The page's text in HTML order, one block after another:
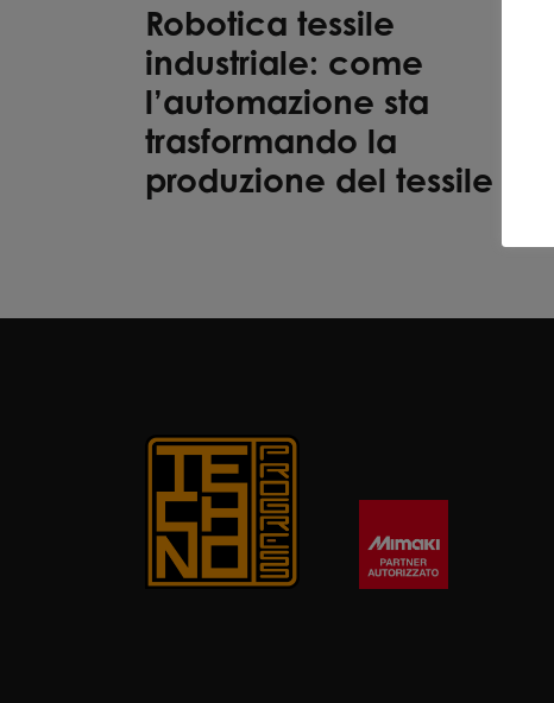
Robotica tessile
industriale: come
l’automazione sta
trasformando la
produzione del tessile